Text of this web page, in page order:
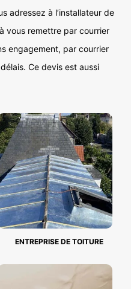
adressez à l’installateur de
vous remettre par courrier
engagement, par courrier
Ce devis est aussi
ENTREPRISE DE TOITURE